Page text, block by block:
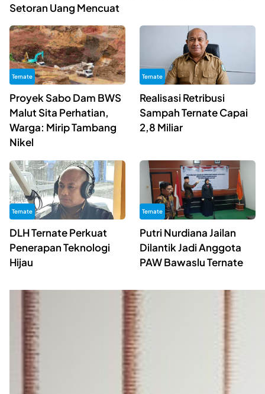
Setoran Uang Mencuat
Ternate
Proyek Sabo Dam BWS
Malut Sita Perhatian,
Warga: Mirip Tambang
Nikel
Ternate
Realisasi Retribusi
Sampah Ternate Capai
2,8 Miliar
Ternate
DLH Ternate Perkuat
Penerapan Teknologi
Hijau
Ternate
Putri Nurdiana Jailan
Dilantik Jadi Anggota
PAW Bawaslu Ternate